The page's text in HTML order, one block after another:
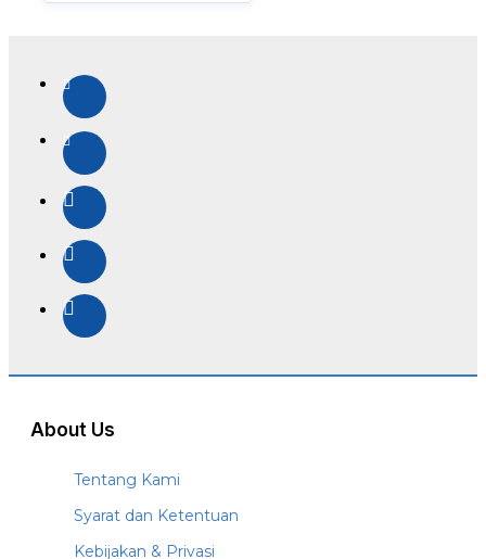
About Us
Tentang Kami
Syarat dan Ketentuan
Kebijakan & Privasi